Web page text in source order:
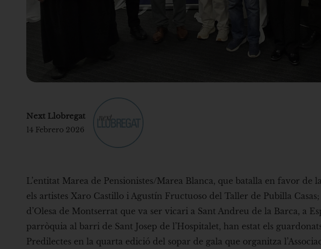
Next Llobregat
14 Febrero 2026
L’entitat Marea de Pensionistes/Marea Blanca, que batalla en favor de
els artistes Xaro Castillo i Agustín Fructuoso del Taller de Pubilla
d’Olesa de Montserrat que va ser vicari a Sant Andreu de la Barca, a
parròquia al barri de Sant Josep de l’Hospitalet, han estat els
Predilectes en la quarta edició del sopar de gala que organitza